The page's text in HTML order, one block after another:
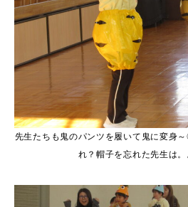
先生たちも鬼のパンツを履いて鬼に変身
れ？帽子を忘れた先生は。